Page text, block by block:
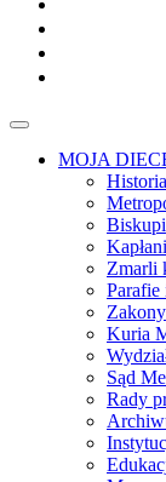
MOJA
Historia
Biskupi
Kapłani
Zmarli
Parafie
Zakony
Kuria
Sąd
Rady